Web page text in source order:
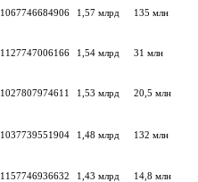
1067746684906 1,57 млрд 135 млн
1127747006166 1,54 млрд 31 млн
1027807974611 1,53 млрд 20,5 млн
1037739551904 1,48 млрд 132 млн
1157746936632 1,43 млрд 14,8 млн